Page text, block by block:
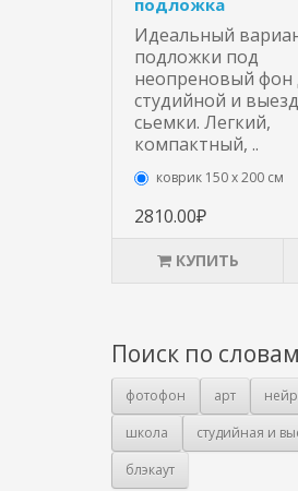
подложка
Идеальный
подложки под
неопреновый фон
студийной и
сьемки. Легкий,
компактный, ..
коврик 150 х 200 см
2810.00₽
КУПИТЬ
Поиск по словам
фотофон арт
школа
студийная и
блэкаут